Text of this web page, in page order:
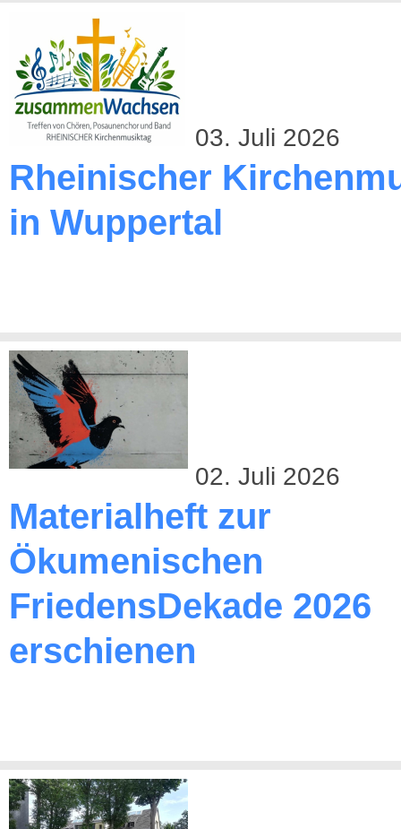
03. Juli 2026
Rheinischer
in Wuppertal
02. Juli 2026
Materialheft zur
Ökumenischen
FriedensDekade 2026
erschienen